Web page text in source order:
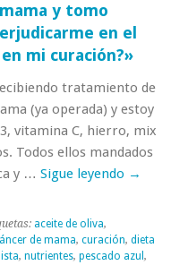
y tomo
en el
mi curación?»
tratamiento de
(ya operada) y estoy
vitamina C, hierro, mix
Todos ellos mandados
y … Sigue leyendo →
aceite de oliva,
de mama, curación, dieta
, nutrientes, pescado azul ,